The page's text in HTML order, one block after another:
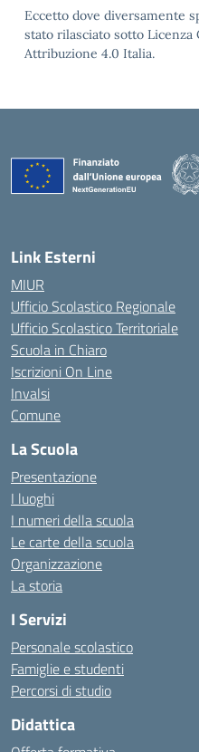
Eccetto dove diversamente
stato rilasciato sotto Licenza
Attribuzione 4.0 Italia.
Link Esterni
MIUR
Ufficio Scolastico Regionale
Ufficio Scolastico Territoriale
Scuola in Chiaro
Iscrizioni On Line
Invalsi
Comune
La Scuola
Presentazione
I luoghi
I numeri della scuola
Le carte della scuola
Organizzazione
La storia
I Servizi
Personale scolastico
Famiglie e studenti
Percorsi di studio
Didattica